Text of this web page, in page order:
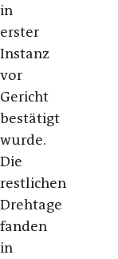
in
erster
Instanz
vor
Gericht
bestätigt
wurde.
Die
restlichen
Drehtage
fanden
in